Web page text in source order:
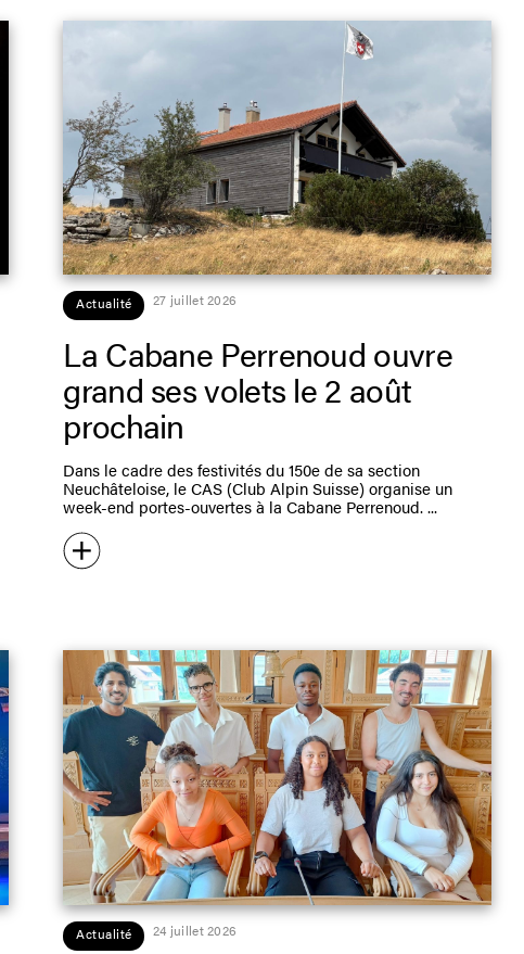
Actualité 27 juillet 2026
La Cabane Perrenoud ouvre
grand ses volets le 2 août
prochain
Dans le cadre des festivités du 150e de sa section
Neuchâteloise, le CAS (Club Alpin Suisse) organise un
week-end portes-ouvertes à la Cabane Perrenoud.
Actualité 24 juillet 2026